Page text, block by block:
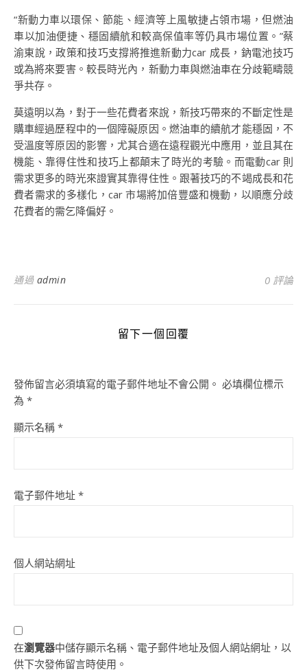
“新動力車以環保、節能、經濟等上風敏捷占領市場，但燃油
車以加油便捷、穩固續航和較高保值率等仍具市場位置。”蔡
渝東說，政策和技巧支撐將推進新動力car 成長，鈉電池技巧
或為將來要害。較長時光內，新動力車與燃油車在分歧範疇競
爭共存。
莫遠明以為，對于一些花費者來說，新技巧帶來的不斷定性是
購車經過歷程中的一個障礙原因。燃油車的續航才能穩固，不
受溫度等原因的影響，尤其合適在遠程觀光中應用，並且其在
機能、靠得住性和技巧上都顛末了時光的考驗。而電動car 則
需求更多的時光來證實其靠得住性。跟著技巧的不竭成長和花
費者需求的多樣化，car 市場將加倍豐盛和機動，以順應分歧
花費者的需乞降偏好。
通過 admin 0 評論
留下一個回覆
發佈留言必須填寫的電子郵件地址不會公開。 必填欄位標示
為 *
顯示名稱 *
電子郵件地址 *
個人網站網址
在瀏覽器中儲存顯示名稱、電子郵件地址及個人網站網址，以
供下次發佈留言時使用。